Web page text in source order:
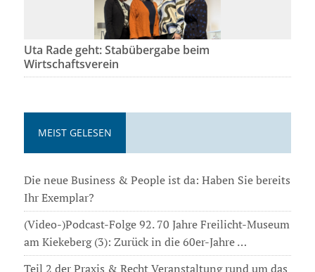
Uta Rade geht: Stabübergabe beim
Wirtschaftsverein
MEIST GELESEN
Die neue Business & People ist da: Haben Sie bereits
Ihr Exemplar?
(Video-)Podcast-Folge 92. 70 Jahre Freilicht-Museum
am Kiekeberg (3): Zurück in die 60er-Jahre …
Teil 2 der Praxis & Recht Veranstaltung rund um das